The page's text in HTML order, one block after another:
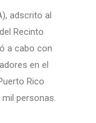
adscrito al
Recinto
a cabo con
en el
Rico
personas.